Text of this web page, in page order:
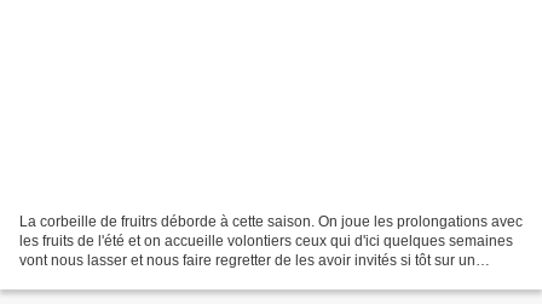
La corbeille de fruitrs déborde à cette saison. On joue les prolongations avec
les fruits de l'été et on accueille volontiers ceux qui d'ici quelques semaines
vont nous lasser et nous faire regretter de les avoir invités si tôt sur un